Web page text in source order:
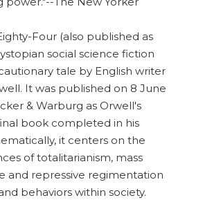
Four (also published as
social science fiction
tale by English writer
It was published on 8 June
& Warburg as Orwell's
book completed in his
it centers on the
of totalitarianism, mass
and repressive regimentation
behaviors within society.